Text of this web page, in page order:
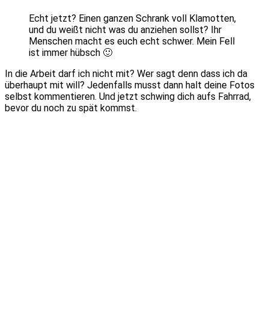
Echt jetzt? Einen ganzen Schrank voll Klamotten,
und du weißt nicht was du anziehen sollst? Ihr
Menschen macht es euch echt schwer. Mein Fell
ist immer hübsch 🙂
In die Arbeit darf ich nicht mit? Wer sagt denn dass ich da
überhaupt mit will? Jedenfalls musst dann halt deine Fotos
selbst kommentieren. Und jetzt schwing dich aufs Fahrrad,
bevor du noch zu spät kommst.